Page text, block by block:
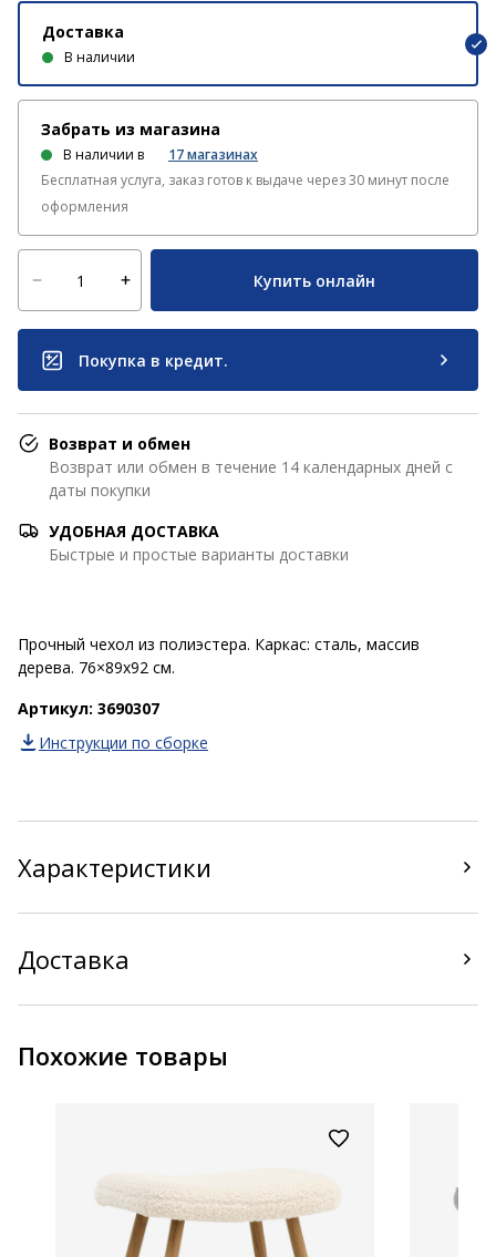
Доставка
В наличии
Забрать из магазина
В наличии в 17магазинах
Бесплатная услуга, заказ готов к выдаче через 30 минут после
оформления
Купить онлайн
Покупка в кредит.
Возврат и обмен
Возврат или обмен в течение 14 календарных дней с
даты покупки
УДОБНАЯ ДОСТАВКА
Быстрые и простые варианты доставки
Прочный чехол из полиэстера. Каркас: сталь, массив
дерева. 76×89x92 см.
Артикул: 3690307
Инструкции по сборке
Характеристики
Доставка
Похожие товары